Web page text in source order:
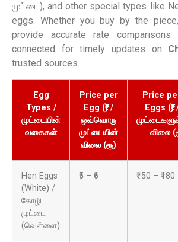
முட்டை), and other special types like
eggs. Whether you buy by the
provide accurate rate
connected for timely updates on
trusted sources.
Egg
Types /
முட்டையின்
வகைகள்
Price per
Egg (₹) /
ஒவ்வொரு
முட்டையின்
விலை (ரூ)
Price
Eggs (₹)
விலை
Hen Eggs
(White) /
கோழி
முட்டை
(வெள்ளை)
₹5 – ₹6 ₹150 – ₹180